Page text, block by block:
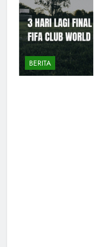
BERITA